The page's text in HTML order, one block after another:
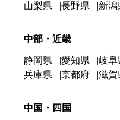
山梨県 長野県 新潟
中部・近畿
静岡県 愛知県 岐阜
兵庫県
京都府 滋賀
中国・四国